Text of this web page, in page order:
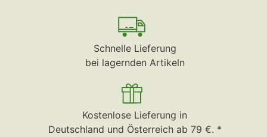
Schnelle Lieferung
bei lagernden Artikeln
Kostenlose Lieferung in
Deutschland und Österreich ab 79 €. *